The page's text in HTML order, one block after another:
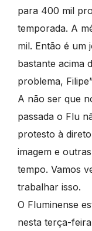
para 400 mil
temporada. A
mil. Então é um
bastante acima
problema,
A não ser que
passada o Flu
protesto à
imagem e
tempo. Vamos
trabalhar isso.
O Fluminense
nesta terça-